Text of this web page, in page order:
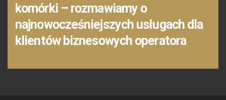
komórki – rozmawiamy o
najnowocześniejszych usługach dla
klientów biznesowych operatora